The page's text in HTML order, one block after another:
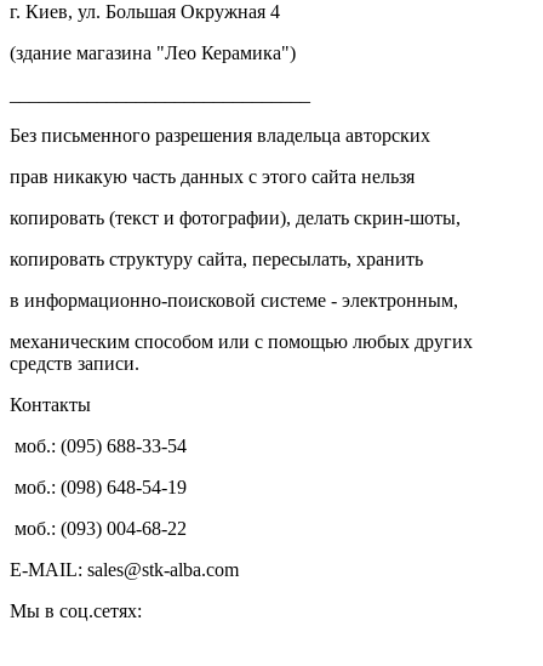
г. Киев, ул. Большая Окружная 4
(здание магазина "Лео Керамика")
Без письменного разрешения владельца авторских
прав никакую часть данных с этого сайта нельзя
копировать (текст и фотографии), делать скрин-шоты,
копировать структуру сайта, пересылать, хранить
в информационно-поисковой системе - электронным,
механическим способом или с помощью любых других
средств записи.
Контакты
моб.: (095) 688-33-54
моб.: (098) 648-54-19
моб.: (093) 004-68-22
E-MAIL: sales@stk-alba.com
Мы в соц.сетях: